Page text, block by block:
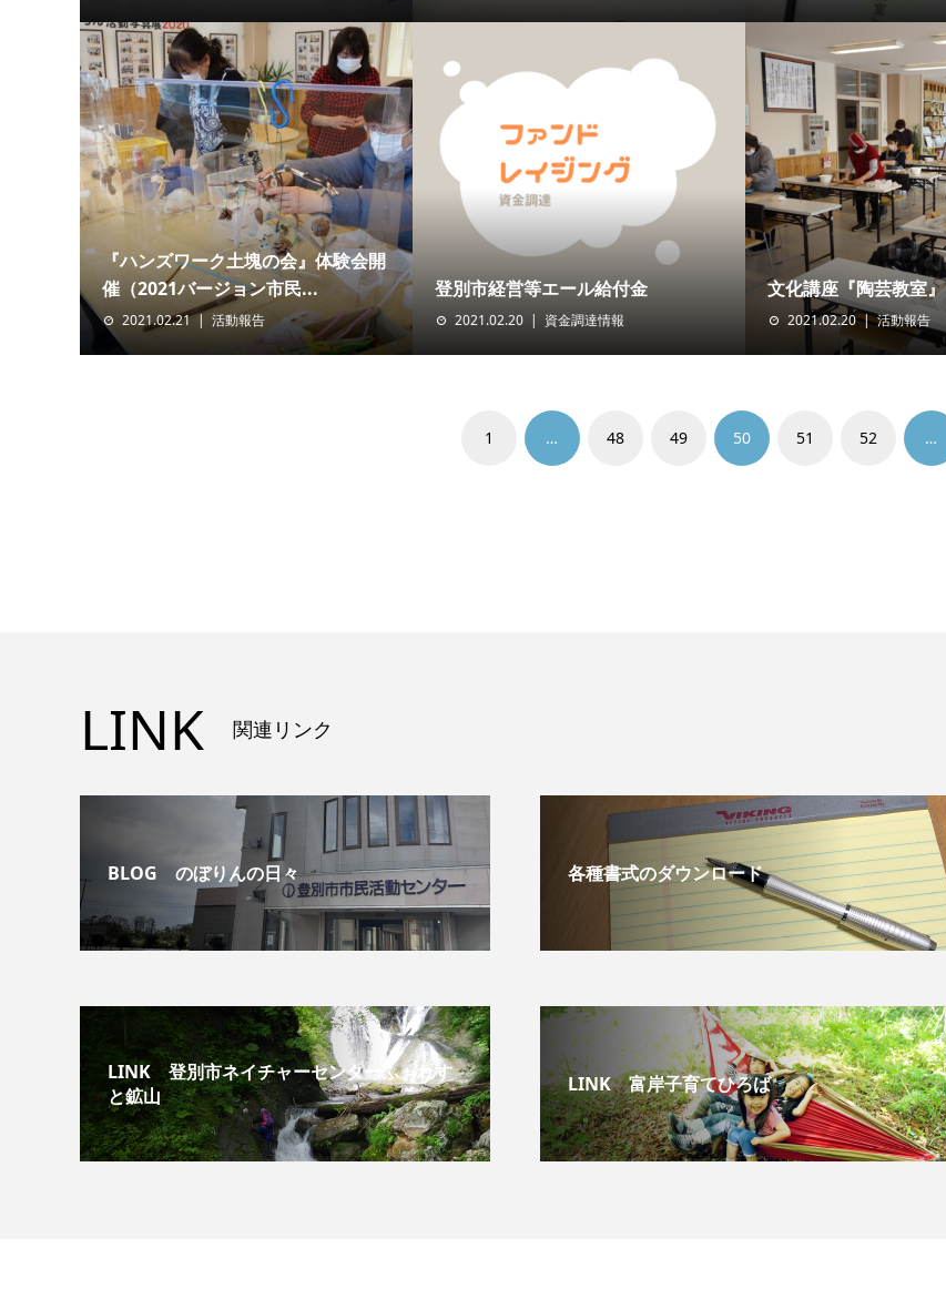
『ハンズワーク土塊の会』体験会開
催（2021バージョン市民...
2021.02.21 活動報告
登別市経営等エール給付金
2021.02.20 資金調達情報
文化講座『陶芸教室』
2021.02.20 活動報告
1 … 48 49 50 51 52 …
LINK 関連リンク
BLOG のぼりんの日々 各種書式のダウンロード
LINK 登別市ネイチャーセンターふぉれす
と鉱山
LINK 富岸子育てひろば